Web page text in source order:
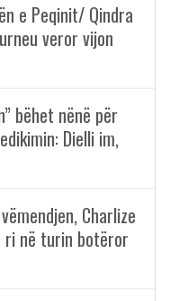
e Peqinit/ Qindra
veror vijon
bëhet nënë për
Dielli im,
Charlize
ri në turin botëror